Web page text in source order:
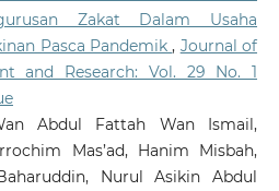
Zakat Dalam Usaha
Pasca Pandemik, Journal of
and Research: Vol. 29 No. 1
Abdul Fattah Wan Ismail,
Mas’ad, Hanim Misbah,
Nurul Asikin Abdul